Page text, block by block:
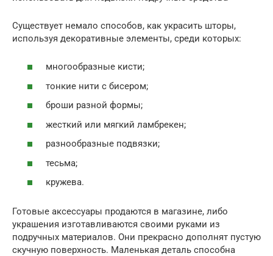
Существует немало способов, как украсить шторы,
используя декоративные элементы, среди которых:
многообразные кисти;
тонкие нити с бисером;
броши разной формы;
жесткий или мягкий ламбрекен;
разнообразные подвязки;
тесьма;
кружева.
Готовые аксессуары продаются в магазине, либо
украшения изготавливаются своими руками из
подручных материалов. Они прекрасно дополнят пустую
скучную поверхность. Маленькая деталь способна